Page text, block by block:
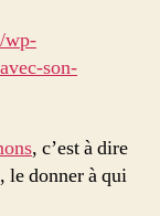
wp-
son-
, c’est à dire
le donner à qui